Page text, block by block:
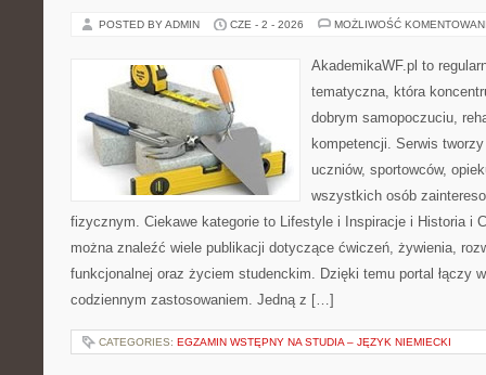
POSTED BY ADMIN CZE - 2 - 2026 MOŻLIWOŚĆ
AkademikaWF.pl to
tematyczna, która
dobrym samopoczuciu,
kompetencji. Serwis
uczniów, sportowców,
wszystkich osób
fizycznym. Ciekawe kategorie to Lifestyle i Inspiracje i Historia i
można znaleźć wiele publikacji dotyczące ćwiczeń, żywienia,
funkcjonalnej oraz życiem studenckim. Dzięki temu portal łączy
codziennym zastosowaniem. Jedną z […]
CATEGORIES: EGZAMIN WSTĘPNY NA STUDIA – JĘZYK NIEMIECKI